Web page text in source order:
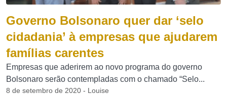
Governo Bolsonaro quer dar ‘selo
cidadania’ à empresas que ajudarem
famílias carentes
Empresas que aderirem ao novo programa do governo
Bolsonaro serão contempladas com o chamado “Selo...
8 de setembro de 2020 - Louise